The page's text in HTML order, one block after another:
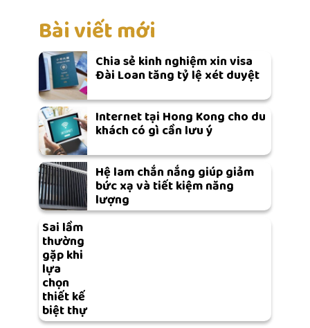
Bài viết mới
Chia sẻ kinh nghiệm xin visa
Đài Loan tăng tỷ lệ xét duyệt
Internet tại Hong Kong cho du
khách có gì cần lưu ý
Hệ lam chắn nắng giúp giảm
bức xạ và tiết kiệm năng
lượng
Sai lầm
thường
gặp khi
lựa
chọn
thiết kế
biệt thự